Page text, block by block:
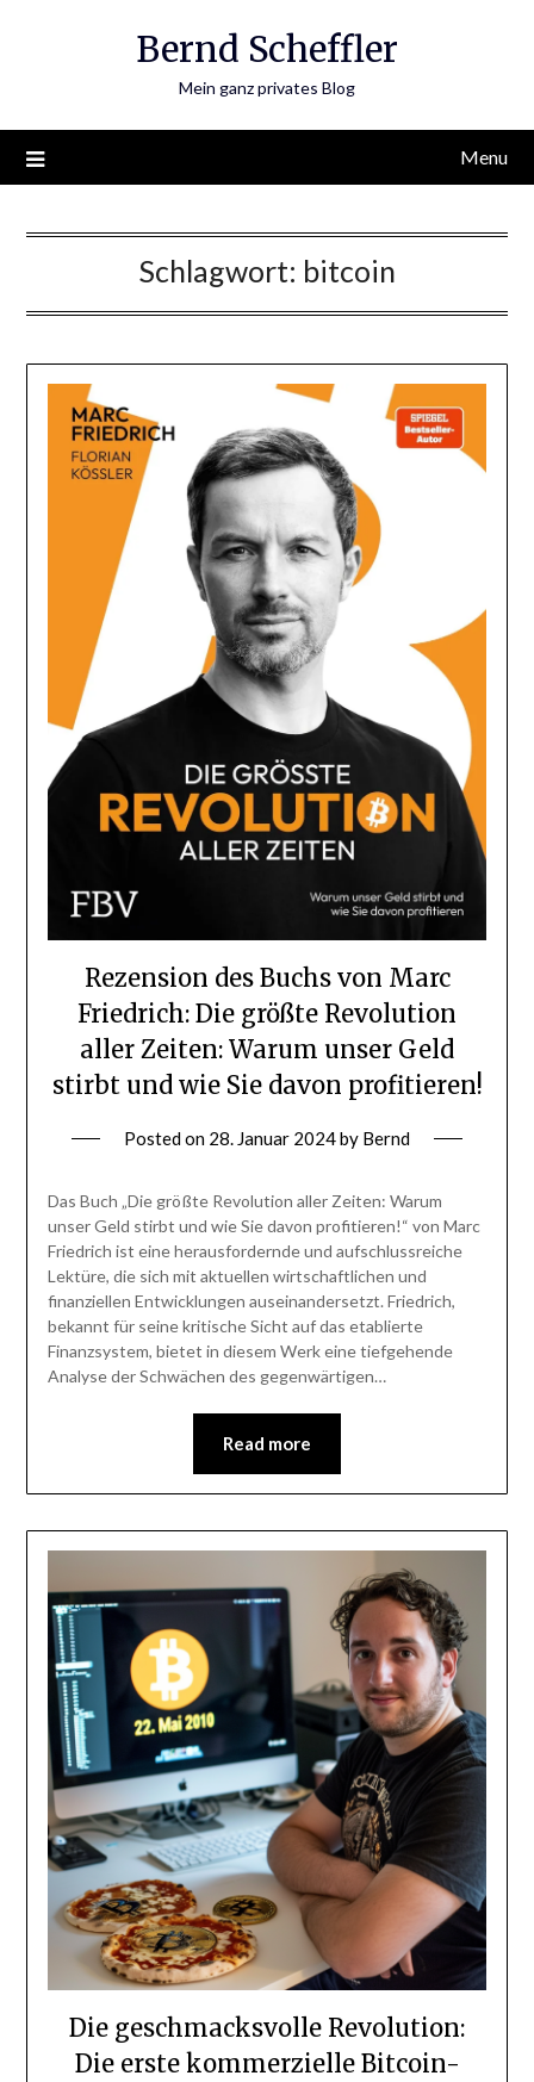
Bernd Scheffler
Mein ganz privates Blog
Menu
Schlagwort: bitcoin
Rezension des Buchs von Marc
Friedrich: Die größte Revolution
aller Zeiten: Warum unser Geld
stirbt und wie Sie davon profitieren!
Posted on 28. Januar 2024by Bernd
Das Buch „Die größte Revolution aller Zeiten: Warum
unser Geld stirbt und wie Sie davon profitieren!“ von Marc
Friedrich ist eine herausfordernde und aufschlussreiche
Lektüre, die sich mit aktuellen wirtschaftlichen und
finanziellen Entwicklungen auseinandersetzt. Friedrich,
bekannt für seine kritische Sicht auf das etablierte
Finanzsystem, bietet in diesem Werk eine tiefgehende
Analyse der Schwächen des gegenwärtigen…
Read more
Die geschmacksvolle Revolution:
Die erste kommerzielle Bitcoin-